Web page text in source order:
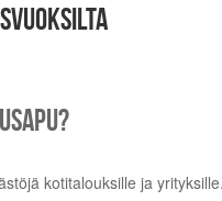
kotitalouksille ja